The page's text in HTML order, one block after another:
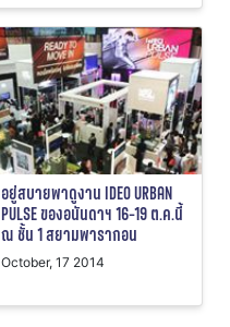
อยู่สบายพาดูงาน IDEO URBAN
PULSE ของอนันดาฯ 16-19 ต.ค.นี้
ณ ชั้น 1 สยามพารากอน
October, 17 2014